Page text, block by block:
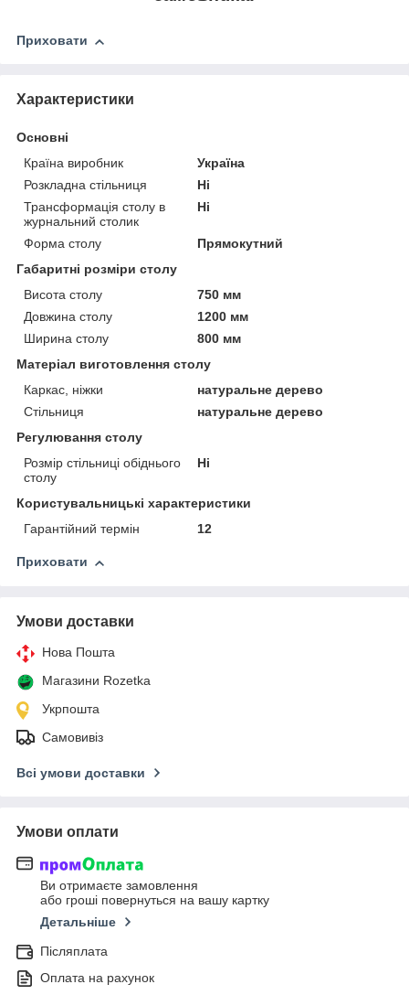
Приховати
Характеристики
Основні
Країна виробник
Україна
Розкладна стільниця
Ні
Трансформація столу в
журнальний столик
Ні
Форма столу
Прямокутний
Габаритні розміри столу
Висота столу
750 мм
Довжина столу
1200 мм
Ширина столу
800 мм
Матеріал виготовлення столу
Каркас, ніжки
натуральне дерево
Стільниця
натуральне дерево
Регулювання столу
Розмір стільниці обіднього
столу
Ні
Користувальницькі характеристики
Гарантійний термін
12
Приховати
Умови доставки
Нова Пошта
Магазини Rozetka
Укрпошта
Самовивіз
Всі умови доставки
Умови оплати
Ви отримаєте замовлення
або гроші повернуться на вашу картку
Детальніше
Післяплата
Оплата на рахунок